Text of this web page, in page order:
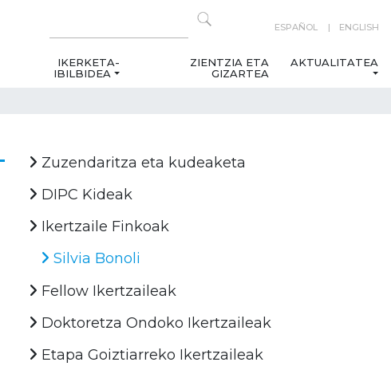
ESPAÑOL ENGLISH
IKERKETA-
IBILBIDEA
ZIENTZIA ETA
GIZARTEA
AKTUALITATEA
Zuzendaritza eta kudeaketa
DIPC Kideak
Ikertzaile Finkoak
Silvia Bonoli
Fellow Ikertzaileak
Doktoretza Ondoko Ikertzaileak
Etapa Goiztiarreko Ikertzaileak